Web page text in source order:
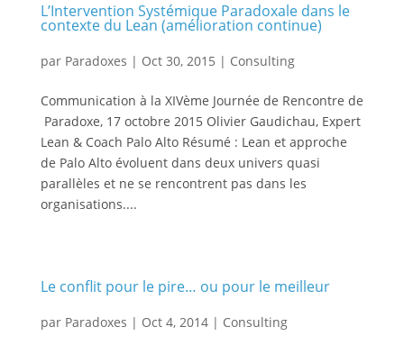
L’Intervention Systémique Paradoxale dans le
contexte du Lean (amélioration continue)
par Paradoxes | Oct 30, 2015 | Consulting
Communication à la XIVème Journée de Rencontre de
Paradoxe, 17 octobre 2015 Olivier Gaudichau, Expert
Lean & Coach Palo Alto Résumé : Lean et approche
de Palo Alto évoluent dans deux univers quasi
parallèles et ne se rencontrent pas dans les
organisations....
Le conflit pour le pire… ou pour le meilleur
par Paradoxes | Oct 4, 2014| Consulting